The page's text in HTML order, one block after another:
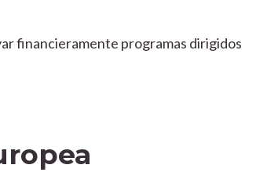
financieramente programas dirigidos